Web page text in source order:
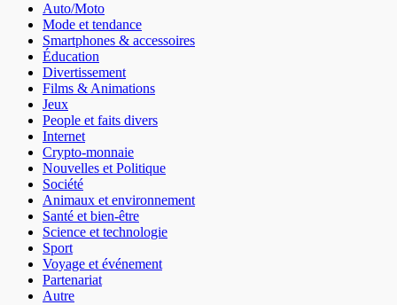
Auto/Moto
Mode et tendance
Smartphones & accessoires
Éducation
Divertissement
Films & Animations
Jeux
People et faits divers
Internet
Crypto-monnaie
Nouvelles et Politique
Société
Animaux et environnement
Santé et bien-être
Science et technologie
Sport
Voyage et événement
Partenariat
Autre